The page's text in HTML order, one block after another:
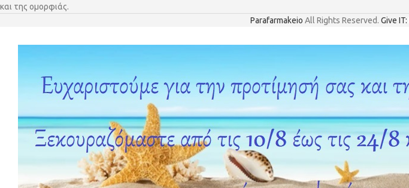
και της ομορφιάς.
Parafarmakeio All Rights Reserved. Give IT: